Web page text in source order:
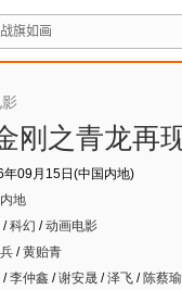
刚之青龙再
年09月15日(中国内地)
地
/科幻 /动画电影
/黄贻青
/李仲鑫 /谢安晟 /泽飞 / 陈蔡瑜